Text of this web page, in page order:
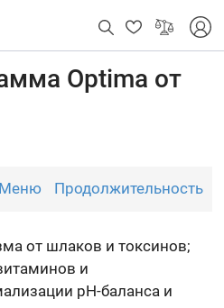
Optima от
Меню Продолжительность
от шлаков и токсинов;
и
pH-баланса и